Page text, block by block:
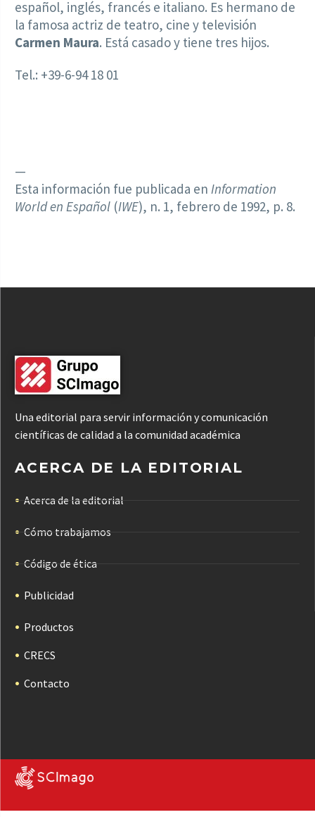
español, inglés, francés e italiano. Es hermano de
la famosa actriz de teatro, cine y televisión
Carmen Maura. Está casado y tiene tres hijos.
Tel.: +39-6-94 18 01
—
Esta información fue publicada en Information
World en Español (IWE), n. 1, febrero de 1992, p. 8.
Una editorial para servir información y comunicación
científicas de calidad a la comunidad académica
ACERCA DE LA EDITORIAL
Acerca de la editorial
Cómo trabajamos
Código de ética
Publicidad
Productos
CRECS
Contacto